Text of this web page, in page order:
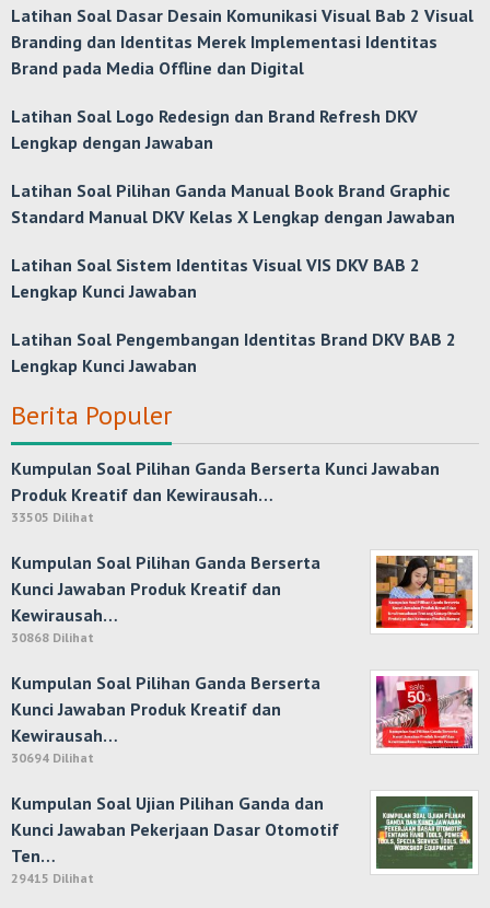
Latihan Soal Dasar Desain Komunikasi Visual Bab 2 Visual
Branding dan Identitas Merek Implementasi Identitas
Brand pada Media Offline dan Digital
Latihan Soal Logo Redesign dan Brand Refresh DKV
Lengkap dengan Jawaban
Latihan Soal Pilihan Ganda Manual Book Brand Graphic
Standard Manual DKV Kelas X Lengkap dengan Jawaban
Latihan Soal Sistem Identitas Visual VIS DKV BAB 2
Lengkap Kunci Jawaban
Latihan Soal Pengembangan Identitas Brand DKV BAB 2
Lengkap Kunci Jawaban
Berita Populer
Kumpulan Soal Pilihan Ganda Berserta Kunci Jawaban
Produk Kreatif dan Kewirausah…
33505 Dilihat
Kumpulan Soal Pilihan Ganda Berserta
Kunci Jawaban Produk Kreatif dan
Kewirausah…
30868 Dilihat
Kumpulan Soal Pilihan Ganda Berserta
Kunci Jawaban Produk Kreatif dan
Kewirausah…
30694 Dilihat
Kumpulan Soal Ujian Pilihan Ganda dan
Kunci Jawaban Pekerjaan Dasar Otomotif
Ten…
29415 Dilihat